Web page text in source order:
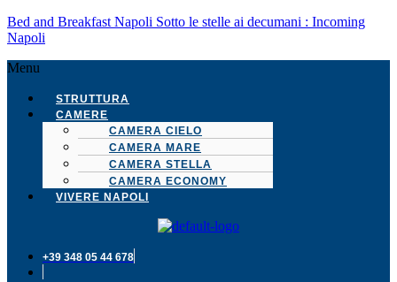
Bed and Breakfast Napoli Sotto le stelle ai decumani : Incoming
Napoli
Menu
STRUTTURA
CAMERE
CAMERA CIELO
CAMERA MARE
CAMERA STELLA
CAMERA ECONOMY
VIVERE NAPOLI
+39 348 05 44 678